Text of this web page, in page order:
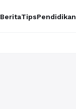
BeritaTipsPendidikan